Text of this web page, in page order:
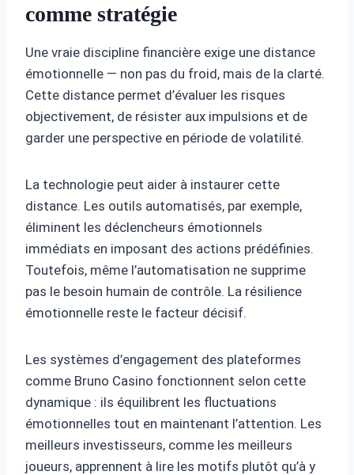
comme stratégie
Une vraie discipline financière exige une distance
émotionnelle — non pas du froid, mais de la clarté.
Cette distance permet d’évaluer les risques
objectivement, de résister aux impulsions et de
garder une perspective en période de volatilité.
La technologie peut aider à instaurer cette
distance. Les outils automatisés, par exemple,
éliminent les déclencheurs émotionnels
immédiats en imposant des actions prédéfinies.
Toutefois, même l’automatisation ne supprime
pas le besoin humain de contrôle. La résilience
émotionnelle reste le facteur décisif.
Les systèmes d’engagement des plateformes
comme Bruno Casino fonctionnent selon cette
dynamique : ils équilibrent les fluctuations
émotionnelles tout en maintenant l’attention. Les
meilleurs investisseurs, comme les meilleurs
joueurs, apprennent à lire les motifs plutôt qu’à y